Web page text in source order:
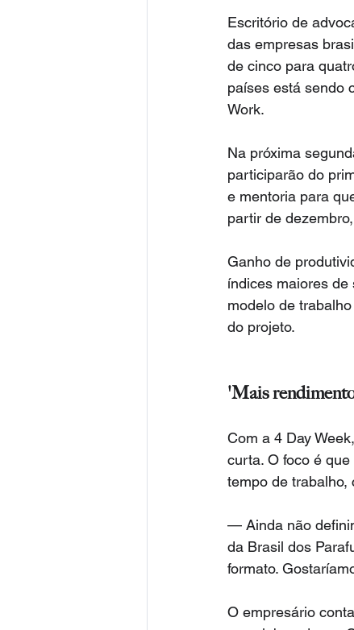
Escritório de
das empresas
de cinco para
países está sendo
Work.
Na próxima
participarão do
e mentoria para
partir de
Ganho de
índices maiores
modelo de
do projeto.
'Mais
Com a 4 Day
curta. O foco é
tempo de trabalho,
— Ainda não
da Brasil dos
formato.
O empresário